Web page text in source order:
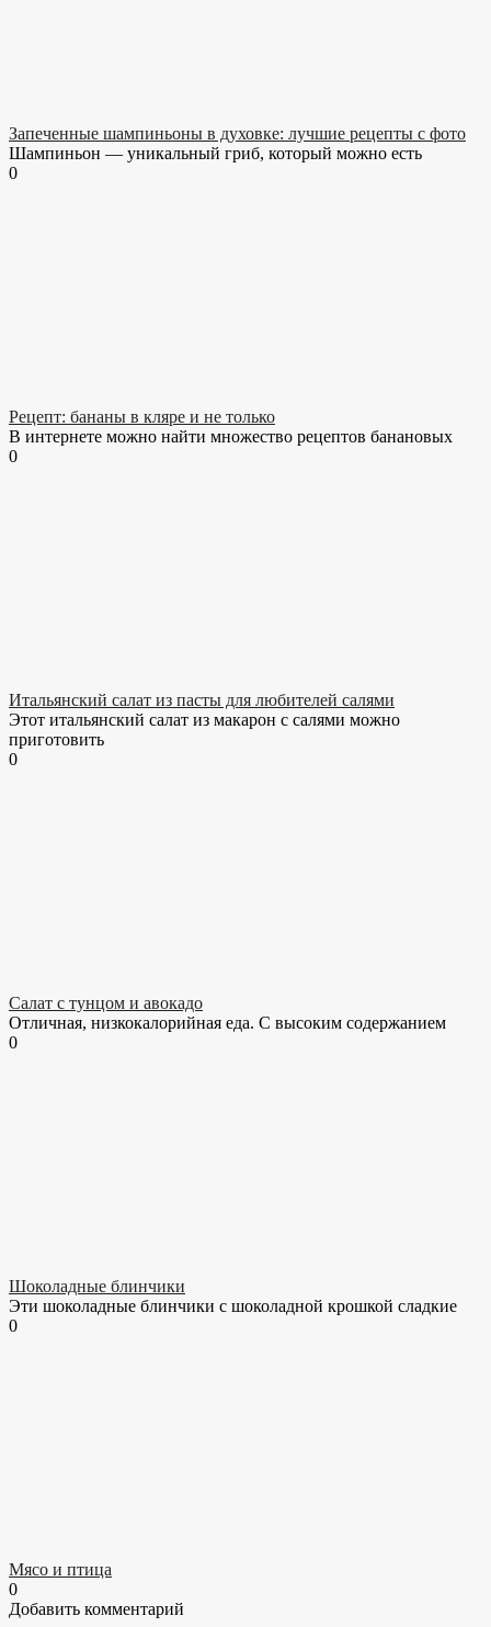
Запеченные шампиньоны в духовке: лучшие рецепты с фото
Шампиньон — уникальный гриб, который можно есть
0
Рецепт: бананы в кляре и не только
В интернете можно найти множество рецептов банановых
0
Итальянский салат из пасты для любителей салями
Этот итальянский салат из макарон с салями можно
приготовить
0
Салат с тунцом и авокадо
Отличная, низкокалорийная еда. С высоким содержанием
0
Шоколадные блинчики
Эти шоколадные блинчики с шоколадной крошкой сладкие
0
Мясо и птица
0
Добавить комментарий